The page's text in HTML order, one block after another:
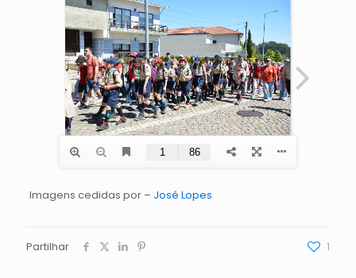
Imagens cedidas por – José Lopes
Partilhar 1